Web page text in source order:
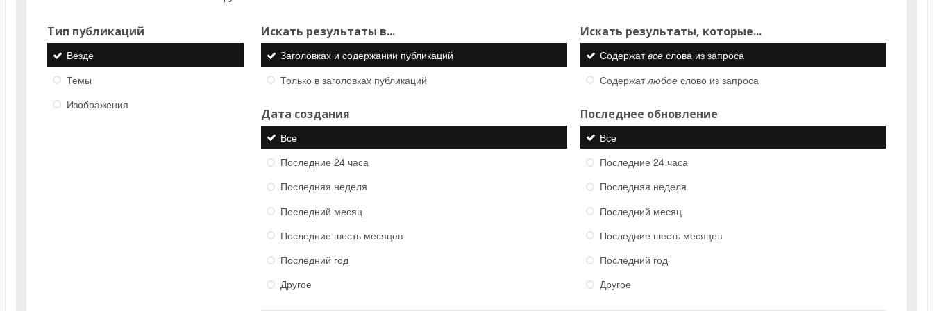
Тип публикаций
Везде
Темы
Изображения
Искать результаты в...
Заголовках и содержании публикаций
Только в заголовках публикаций
Искать результаты, которые...
Содержатвсеслова из запроса
Содержатлюбоеслово из запроса
Дата создания
Все
Последние 24 часа
Последняя неделя
Последний месяц
Последние шесть месяцев
Последний год
Другое
Последнее обновление
Все
Последние 24 часа
Последняя неделя
Последний месяц
Последние шесть месяцев
Последний год
Другое